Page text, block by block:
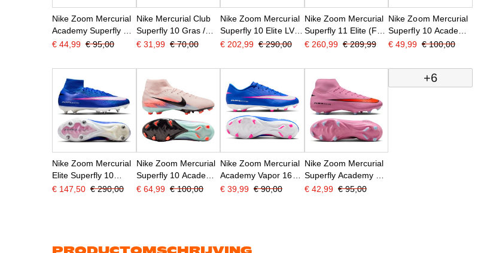
Nike Zoom Mercurial
Academy Superfly 10
Gras / Kunstgras
(MG) Blauw Wit
Felroze
€ 44,99 € 95,00
Nike Mercurial Club
Superfly 10 Gras /
Kunstgras
(MG) Blauw Wit
Felroze
€ 31,99 € 70,00
Nike Zoom Mercurial
Superfly 10 Elite LV8
Gras
(FG) Zalmroze
€ 202,99 € 290,00
Nike Zoom Mercurial
Superfly 11 Elite (FG)
Gras
Zwart Felgroen
Zilvergrijs
€ 260,99 € 289,99
Nike Zoom Mercurial
Superfly 10 Academy
IJzeren-Nop
(SG) Blauw Wit
€ 49,99 € 100,00
Nike Zoom Mercurial
Elite Superfly 10
IJzeren-Nop
€ 147,50 € 290,00
Nike Zoom Mercurial
Superfly 10 Academy
Gras / Kunstgras
€ 64,99 € 100,00
Nike Zoom Mercurial
Academy Vapor 16
Gras / Kunstgras
€ 39,99 € 90,00
Nike Zoom Mercurial
Superfly Academy 10
Gras / Kunstgras
€ 42,99 € 95,00
+6